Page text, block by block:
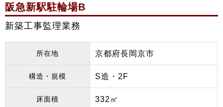
阪急新駅駐輪場B
新築工事監理業務
所在地 京都府長岡京市
構造・規模 S造・2F
床面積 332㎡